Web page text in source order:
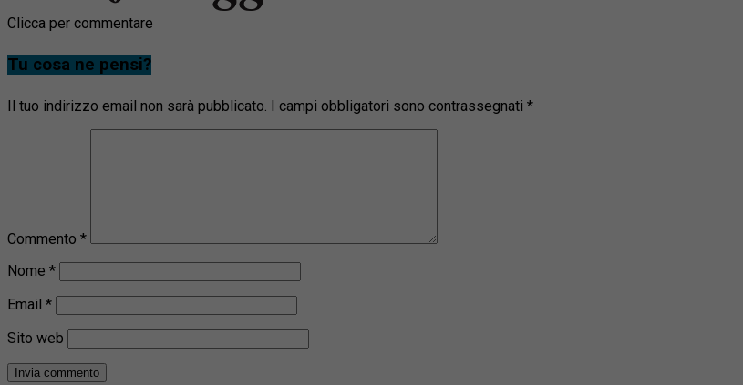
Clicca per commentare
Tu cosa ne pensi?
Il tuo indirizzo email non sarà pubblicato. I campi obbligatori sono contrassegnati *
Commento *
Nome *
Email *
Sito web